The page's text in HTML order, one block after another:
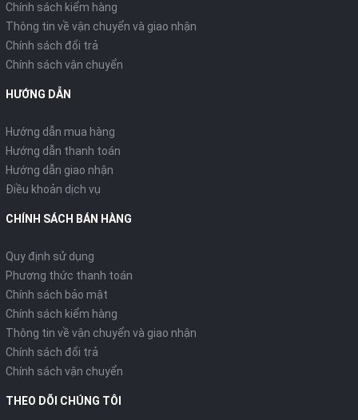
Chính sách kiểm hàng
Thông tin về vận chuyển và giao nhận
Chính sách đổi trả
Chính sách vận chuyển
HƯỚNG DẪN
Hướng dẫn mua hàng
Hướng dẫn thanh toán
Hướng dẫn giao nhận
Điều khoản dịch vụ
CHÍNH SÁCH BÁN HÀNG
Quy định sử dụng
Phương thức thanh toán
Chính sách bảo mật
Chính sách kiểm hàng
Thông tin về vận chuyển và giao nhận
Chính sách đổi trả
Chính sách vận chuyển
THEO DÕI CHÚNG TÔI